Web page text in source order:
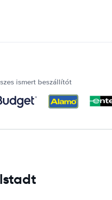
ismert beszállítót